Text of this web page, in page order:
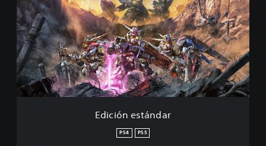
c
i
ó
n
e
s
t
á
n
Edición estándar
PS4 PS5